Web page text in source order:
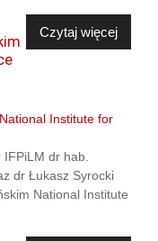
Czytaj więcej
IFPiLM dr hab.
dr Łukasz Syrocki
National Institute